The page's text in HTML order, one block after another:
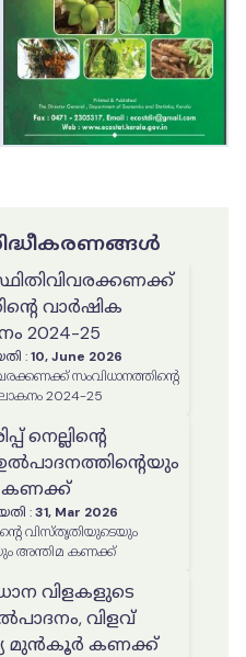
വാർഷിക
2024-25
:10, June 2026
സംവിധാനത്തിൻ്റെ
2024-25
നെല്ലിന്റെ
കണക്ക്
:31, Mar 2026
അന്തിമ കണക്ക്
വിളകളുടെ
വിളവ്
മുൻകൂർ കണക്ക്